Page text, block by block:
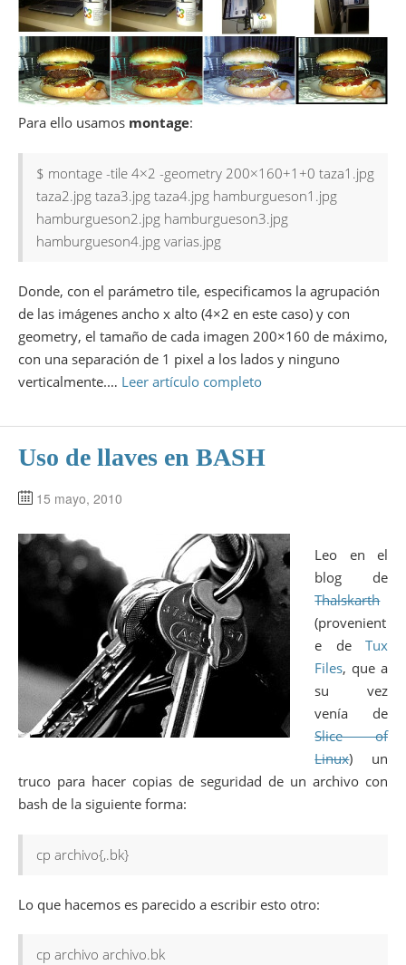
Para ello usamos montage:
$ montage -tile 4×2 -geometry 200×160+1+0 taza1.jpg
taza2.jpg taza3.jpg taza4.jpg hamburgueson1.jpg
hamburgueson2.jpg hamburgueson3.jpg
hamburgueson4.jpg varias.jpg
Donde, con el parámetro tile, especificamos la agrupación
de las imágenes ancho x alto (4×2 en este caso) y con
geometry, el tamaño de cada imagen 200×160 de máximo,
con una separación de 1 pixel a los lados y ninguno
verticalmente.… Leer artículo completo
Uso de llaves en BASH
15 mayo, 2010
Leo en el
blog de
Thalskarth
(provenient
e de Tux
Files, que a
su vez
venía de
Slice of
Linux) un
truco para hacer copias de seguridad de un archivo con
bash de la siguiente forma:
cp archivo{,.bk}
Lo que hacemos es parecido a escribir esto otro:
cp archivo archivo.bk